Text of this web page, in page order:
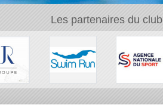
Les partenaires du club